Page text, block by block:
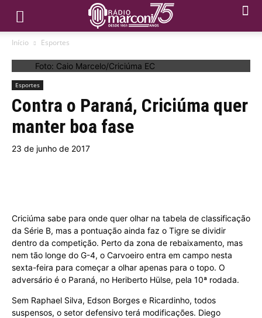
Início Esportes
Foto: Caio Marcelo/Criciúma EC
Esportes
Contra o Paraná, Criciúma quer
manter boa fase
23 de junho de 2017
Criciúma sabe para onde quer olhar na tabela de classificação
da Série B, mas a pontuação ainda faz o Tigre se dividir
dentro da competição. Perto da zona de rebaixamento, mas
nem tão longe do G-4, o Carvoeiro entra em campo nesta
sexta-feira para começar a olhar apenas para o topo. O
adversário é o Paraná, no Heriberto Hülse, pela 10ª rodada.
Sem Raphael Silva, Edson Borges e Ricardinho, todos
suspensos, o setor defensivo terá modificações. Diego